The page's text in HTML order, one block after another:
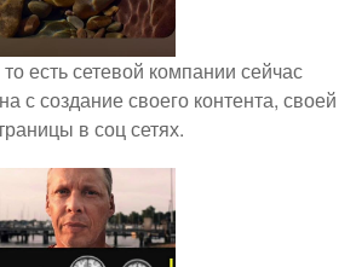
есть сетевой компании сейчас
с создание своего контента, своей
в соц сетях.